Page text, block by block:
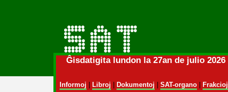
Ĝisdatigita lundon la 27an de julio
Informoj Libroj Dokumentoj SAT-organo| Frakcioj